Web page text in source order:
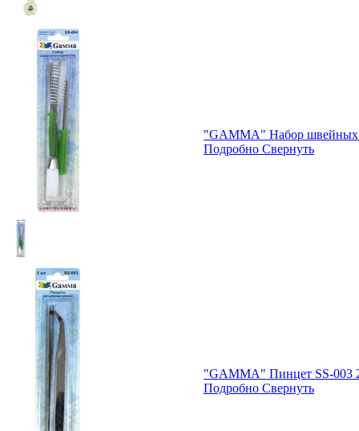
"GAMMA" Набор швейных
Подробно Свернуть
"GAMMA" Пинцет SS-003
Подробно Свернуть